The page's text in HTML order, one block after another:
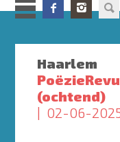
Haarlem
(ochtend)
02-06-